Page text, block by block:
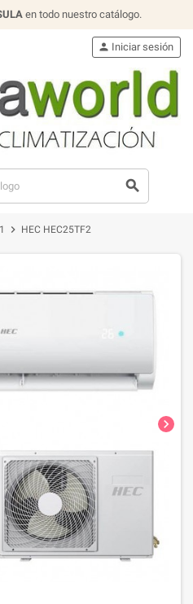
en todo nuestro catálogo.
search
person Iniciar sesión
chevron_right HEC HEC25TF2
chevron_right